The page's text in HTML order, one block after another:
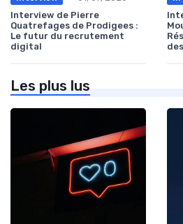
Interview de Pierre
Quatrefages de Prodigees :
Le futur du recrutement
digital
Les plus lus